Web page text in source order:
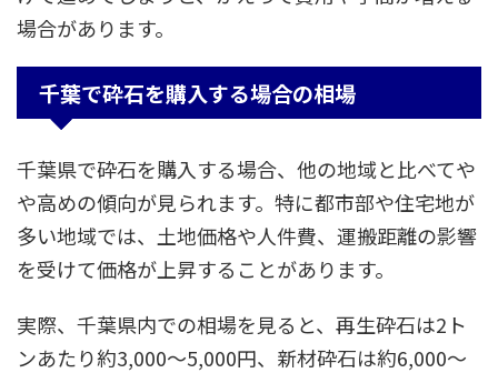
場合があります。
千葉で砕石を購入する場合の相場
千葉県で砕石を購入する場合、他の地域と比べてや
や高めの傾向が見られます。特に都市部や住宅地が
多い地域では、土地価格や人件費、運搬距離の影響
を受けて価格が上昇することがあります。
実際、千葉県内での相場を見ると、再生砕石は2ト
ンあたり約3,000〜5,000円、新材砕石は約6,000〜